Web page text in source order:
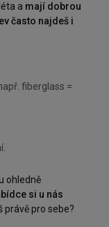
a mají dobrou
často najdeš i
fiberglass =
ohledně
si u nás
právě pro sebe?